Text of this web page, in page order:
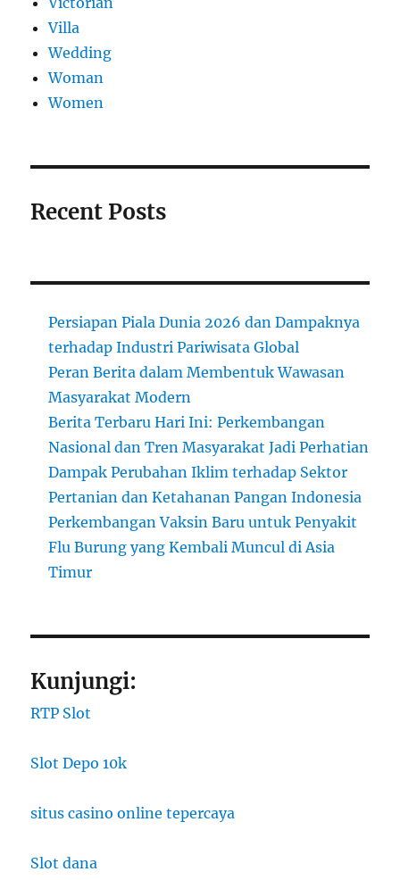
Villa
Wedding
Woman
Women
Recent Posts
Persiapan Piala Dunia 2026 dan Dampaknya
terhadap Industri Pariwisata Global
Peran Berita dalam Membentuk Wawasan
Masyarakat Modern
Berita Terbaru Hari Ini: Perkembangan
Nasional dan Tren Masyarakat Jadi Perhatian
Dampak Perubahan Iklim terhadap Sektor
Pertanian dan Ketahanan Pangan Indonesia
Perkembangan Vaksin Baru untuk Penyakit
Flu Burung yang Kembali Muncul di Asia
Timur
Kunjungi:
RTP Slot
Slot Depo 10k
situs casino online tepercaya
Slot dana